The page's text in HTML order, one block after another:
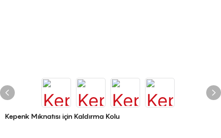
Kepenk Mıknatısı için Kaldırma Kolu